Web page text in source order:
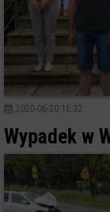
2020-06-20 16:32
Wypadek w